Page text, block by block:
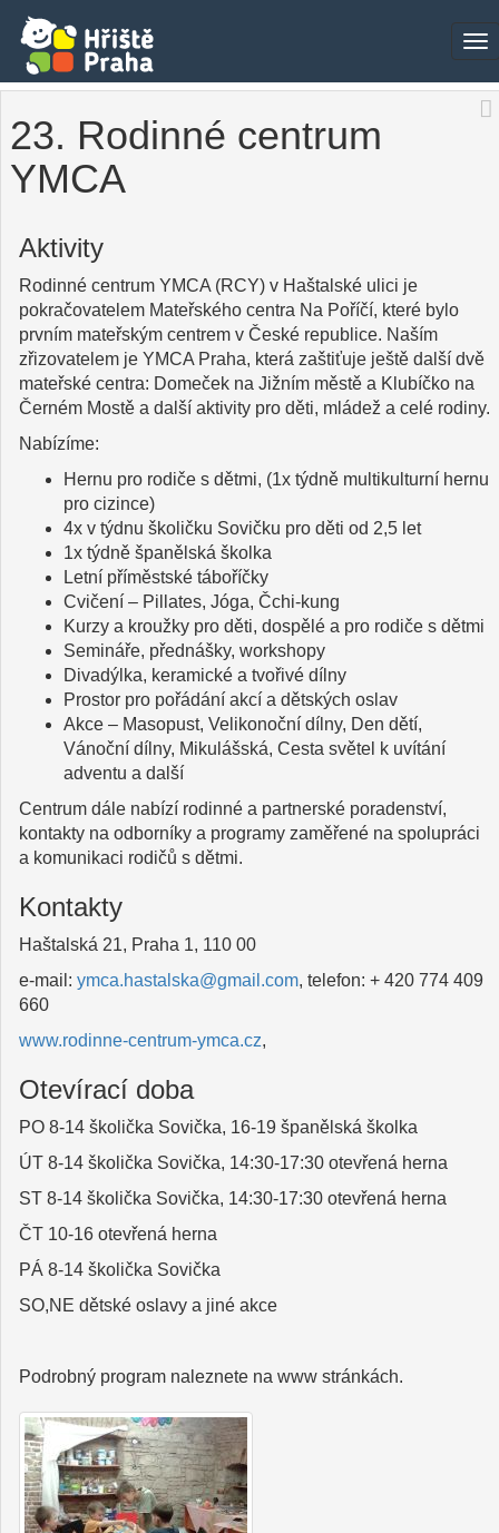
23. Rodinné centrum
YMCA
Aktivity
Rodinné centrum YMCA (RCY) v Haštalské ulici je
pokračovatelem Mateřského centra Na Poříčí, které bylo
prvním mateřským centrem v České republice. Naším
zřizovatelem je YMCA Praha, která zaštiťuje ještě další dvě
mateřské centra: Domeček na Jižním městě a Klubíčko na
Černém Mostě a další aktivity pro děti, mládež a celé rodiny.
Nabízíme:
Hernu pro rodiče s dětmi, (1x týdně multikulturní hernu
pro cizince)
4x v týdnu školičku Sovičku pro děti od 2,5 let
1x týdně španělská školka
Letní příměstské táboříčky
Cvičení – Pillates, Jóga, Čchi-kung
Kurzy a kroužky pro děti, dospělé a pro rodiče s dětmi
Semináře, přednášky, workshopy
Divadýlka, keramické a tvořivé dílny
Prostor pro pořádání akcí a dětských oslav
Akce – Masopust, Velikonoční dílny, Den dětí,
Vánoční dílny, Mikulášská, Cesta světel k uvítání
adventu a další
Centrum dále nabízí rodinné a partnerské poradenství,
kontakty na odborníky a programy zaměřené na spolupráci
a komunikaci rodičů s dětmi.
Kontakty
Haštalská 21, Praha 1, 110 00
e-mail: ymca.hastalska@gmail.com, telefon: + 420 774 409
660
www.rodinne-centrum-ymca.cz,
Otevírací doba
PO 8-14 školička Sovička, 16-19 španělská školka
ÚT 8-14 školička Sovička, 14:30-17:30 otevřená herna
ST 8-14 školička Sovička, 14:30-17:30 otevřená herna
ČT 10-16 otevřená herna
PÁ 8-14 školička Sovička
SO,NE dětské oslavy a jiné akce
Podrobný program naleznete na www stránkách.